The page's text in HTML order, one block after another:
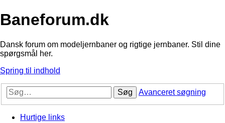
Baneforum.dk
Dansk forum om modeljernbaner og rigtige jernbaner. Stil dine
spørgsmål her.
Spring til indhold
Søg Avanceret søgning
Hurtige links